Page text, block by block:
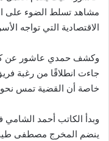
مشاهد تسلط الضوء على
الاقتصادية التي تواجه
وكشف حمدي عاشور عن
جاءت انطلاقًا من رغبة
خاصة أن القضية تمس نحو 26 مليون أسرة مصرية.
وبدأ الكاتب أحمد الشامي